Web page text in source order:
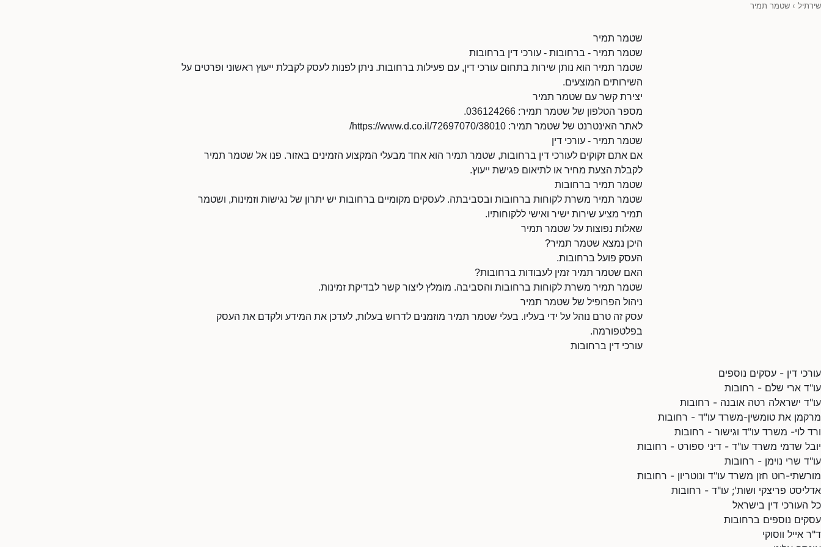
שירתיל › שטמר תמיר
שטמר תמיר
שטמר תמיר - ברחובות - עורכי דין ברחובות
שטמר תמיר הוא נותן שירות בתחום עורכי דין, עם פעילות ברחובות. ניתן לפנות לעסק לקבלת ייעוץ ראשוני ופרטים על
השירותים המוצעים.
יצירת קשר עם שטמר תמיר
מספר הטלפון של שטמר תמיר: 036124266.
לאתר האינטרנט של שטמר תמיר: https://www.d.co.il/72697070/38010/
שטמר תמיר - עורכי דין
אם אתם זקוקים לעורכי דין ברחובות, שטמר תמיר הוא אחד מבעלי המקצוע הזמינים באזור. פנו אל שטמר תמיר
לקבלת הצעת מחיר או לתיאום פגישת ייעוץ.
שטמר תמיר ברחובות
שטמר תמיר משרת לקוחות ברחובות ובסביבתה. לעסקים מקומיים ברחובות יש יתרון של נגישות וזמינות, ושטמר
תמיר מציע שירות ישיר ואישי ללקוחותיו.
שאלות נפוצות על שטמר תמיר
היכן נמצא שטמר תמיר?
העסק פועל ברחובות.
האם שטמר תמיר זמין לעבודות ברחובות?
שטמר תמיר משרת לקוחות ברחובות והסביבה. מומלץ ליצור קשר לבדיקת זמינות.
ניהול הפרופיל של שטמר תמיר
עסק זה טרם נוהל על ידי בעליו. בעלי שטמר תמיר מוזמנים לדרוש בעלות, לעדכן את המידע ולקדם את העסק
בפלטפורמה.
עורכי דין ברחובות
עורכי דין - עסקים נוספים
עו"ד ארי שלם - רחובות
עו"ד ישראלה רטה אובנה - רחובות
מרקמן את טומשין-משרד עו"ד - רחובות
ורד לוי- משרד עו"ד וגישור - רחובות
יובל שדמי משרד עו"ד - דיני ספורט - רחובות
עו"ד שרי נוימן - רחובות
מורשתי-רוט חזן משרד עו"ד ונוטריון - רחובות
אדליסט פריצקי ושות'; עו"ד - רחובות
כל העורכי דין בישראל
עסקים נוספים ברחובות
ד"ר אייל ווסוקי